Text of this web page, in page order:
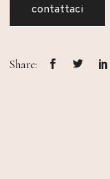
contattaci
Share: